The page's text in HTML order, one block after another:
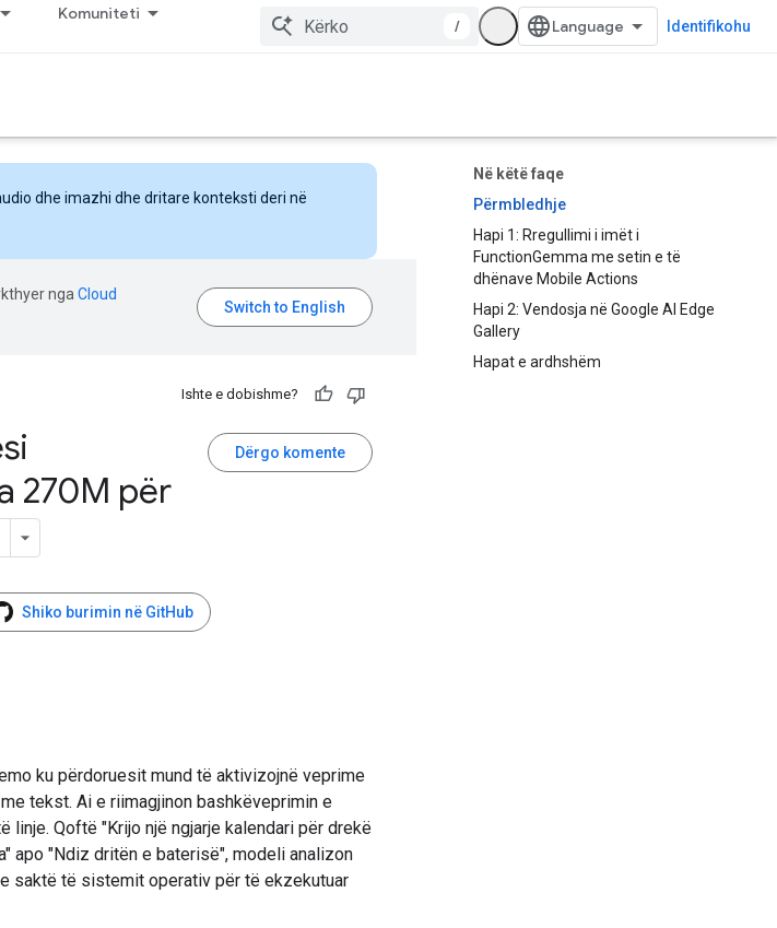
Komuniteti
/ Identifikohu
Në këtë faqe
Përmbledhje
Hapi 1: Rregullimi i imët i
FunctionGemma me setin e të
dhënave Mobile Actions
Hapi 2: Vendosja në Google AI Edge
Gallery
Hapat e ardhshëm
dhe imazhi dhe dritare konteksti deri në
nga Cloud
Ishte e dobishme?
Dërgo komente
270M për
Shiko burimin në GitHub
ku përdoruesit mund të aktivizojnë veprime
tekst. Ai e riimagjinon bashkëveprimin e
Qoftë "Krijo një ngjarje kalendari për drekë
apo "Ndiz dritën e baterisë", modeli analizon
saktë të sistemit operativ për të ekzekutuar